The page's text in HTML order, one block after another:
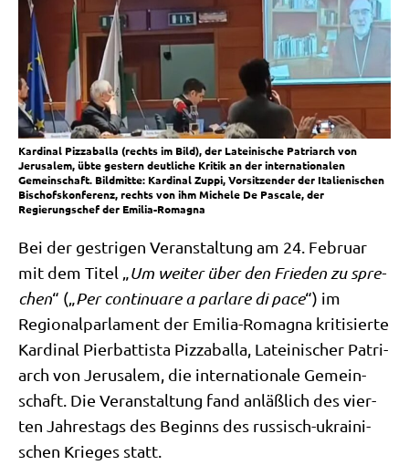
Kardinal Pizzaballa (rechts im Bild), der Lateinische Patriarch von
Jerusalem, übte gestern deutliche Kritik an der internationalen
Gemeinschaft. Bildmitte: Kardinal Zuppi, Vorsitzender der Italienischen
Bischofskonferenz, rechts von ihm Michele De Pascale, der
Regierungschef der Emilia-Romagna
Bei der gest­ri­gen Ver­an­stal­tung am 24. Febru­ar
mit dem Titel „ Um wei­ter über den Frie­den zu spre­
chen“ („ Per con­ti­nu­are a parl­a­re di pace“) im
Regio­nal­par­la­ment der Emi­lia-Roma­gna kri­ti­sier­te
Kar­di­nal Pier­bat­ti­sta Piz­za­bal­la, Latei­ni­scher Patri­
arch von Jeru­sa­lem, die inter­na­tio­na­le Gemein­
schaft. Die Ver­an­stal­tung fand anläß­lich des vier­
ten Jah­res­tags des Beginns des rus­sisch-ukrai­ni­
schen Krie­ges statt.